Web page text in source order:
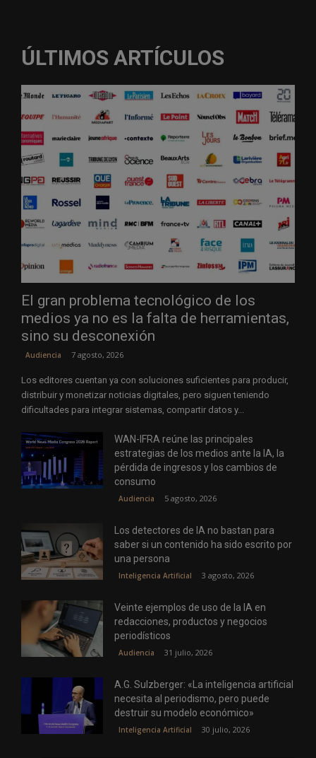
ÚLTIMOS ARTÍCULOS
El gran problema tecnológico de los
medios ya no es la falta de herramientas,
sino su desconexión
Audiencia 7 agosto, 2026
Los editores cuentan ya con soluciones suficientes para producir,
distribuir y monetizar noticias digitales, pero siguen teniendo
dificultades para integrar sistemas, compartir datos y...
WAN-IFRA reúne las principales
estrategias de los medios ante la IA, la
pérdida de ingresos y los cambios de
consumo
Audiencia 5 agosto, 2026
Los detectores de IA no bastan para
saber si un contenido ha sido escrito por
una persona
Inteligencia Artificial 3 agosto, 2026
Veinte ejemplos de uso de la IA en
redacciones, productos y negocios
periodísticos
Audiencia 31 julio, 2026
A.G. Sulzberger: «La inteligencia artificial
necesita al periodismo, pero puede
destruir su modelo económico»
Inteligencia Artificial 30 julio, 2026